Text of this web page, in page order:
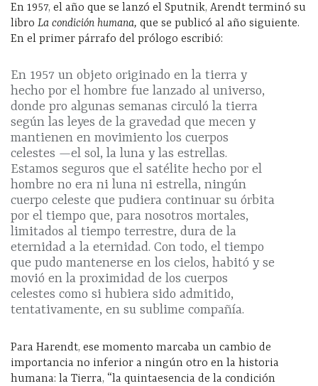
En 1957, el año que se lanzó el Sputnik, Arendt terminó su
libro La condición humana, que se publicó al año siguiente.
En el primer párrafo del prólogo escribió:
En 1957 un objeto originado en la tierra y
hecho por el hombre fue lanzado al universo,
donde pro algunas semanas circuló la tierra
según las leyes de la gravedad que mecen y
mantienen en movimiento los cuerpos
celestes —el sol, la luna y las estrellas.
Estamos seguros que el satélite hecho por el
hombre no era ni luna ni estrella, ningún
cuerpo celeste que pudiera continuar su órbita
por el tiempo que, para nosotros mortales,
limitados al tiempo terrestre, dura de la
eternidad a la eternidad. Con todo, el tiempo
que pudo mantenerse en los cielos, habitó y se
movió en la proximidad de los cuerpos
celestes como si hubiera sido admitido,
tentativamente, en su sublime compañía.
Para Harendt, ese momento marcaba un cambio de
importancia no inferior a ningún otro en la historia
humana: la Tierra, “la quintaesencia de la condición